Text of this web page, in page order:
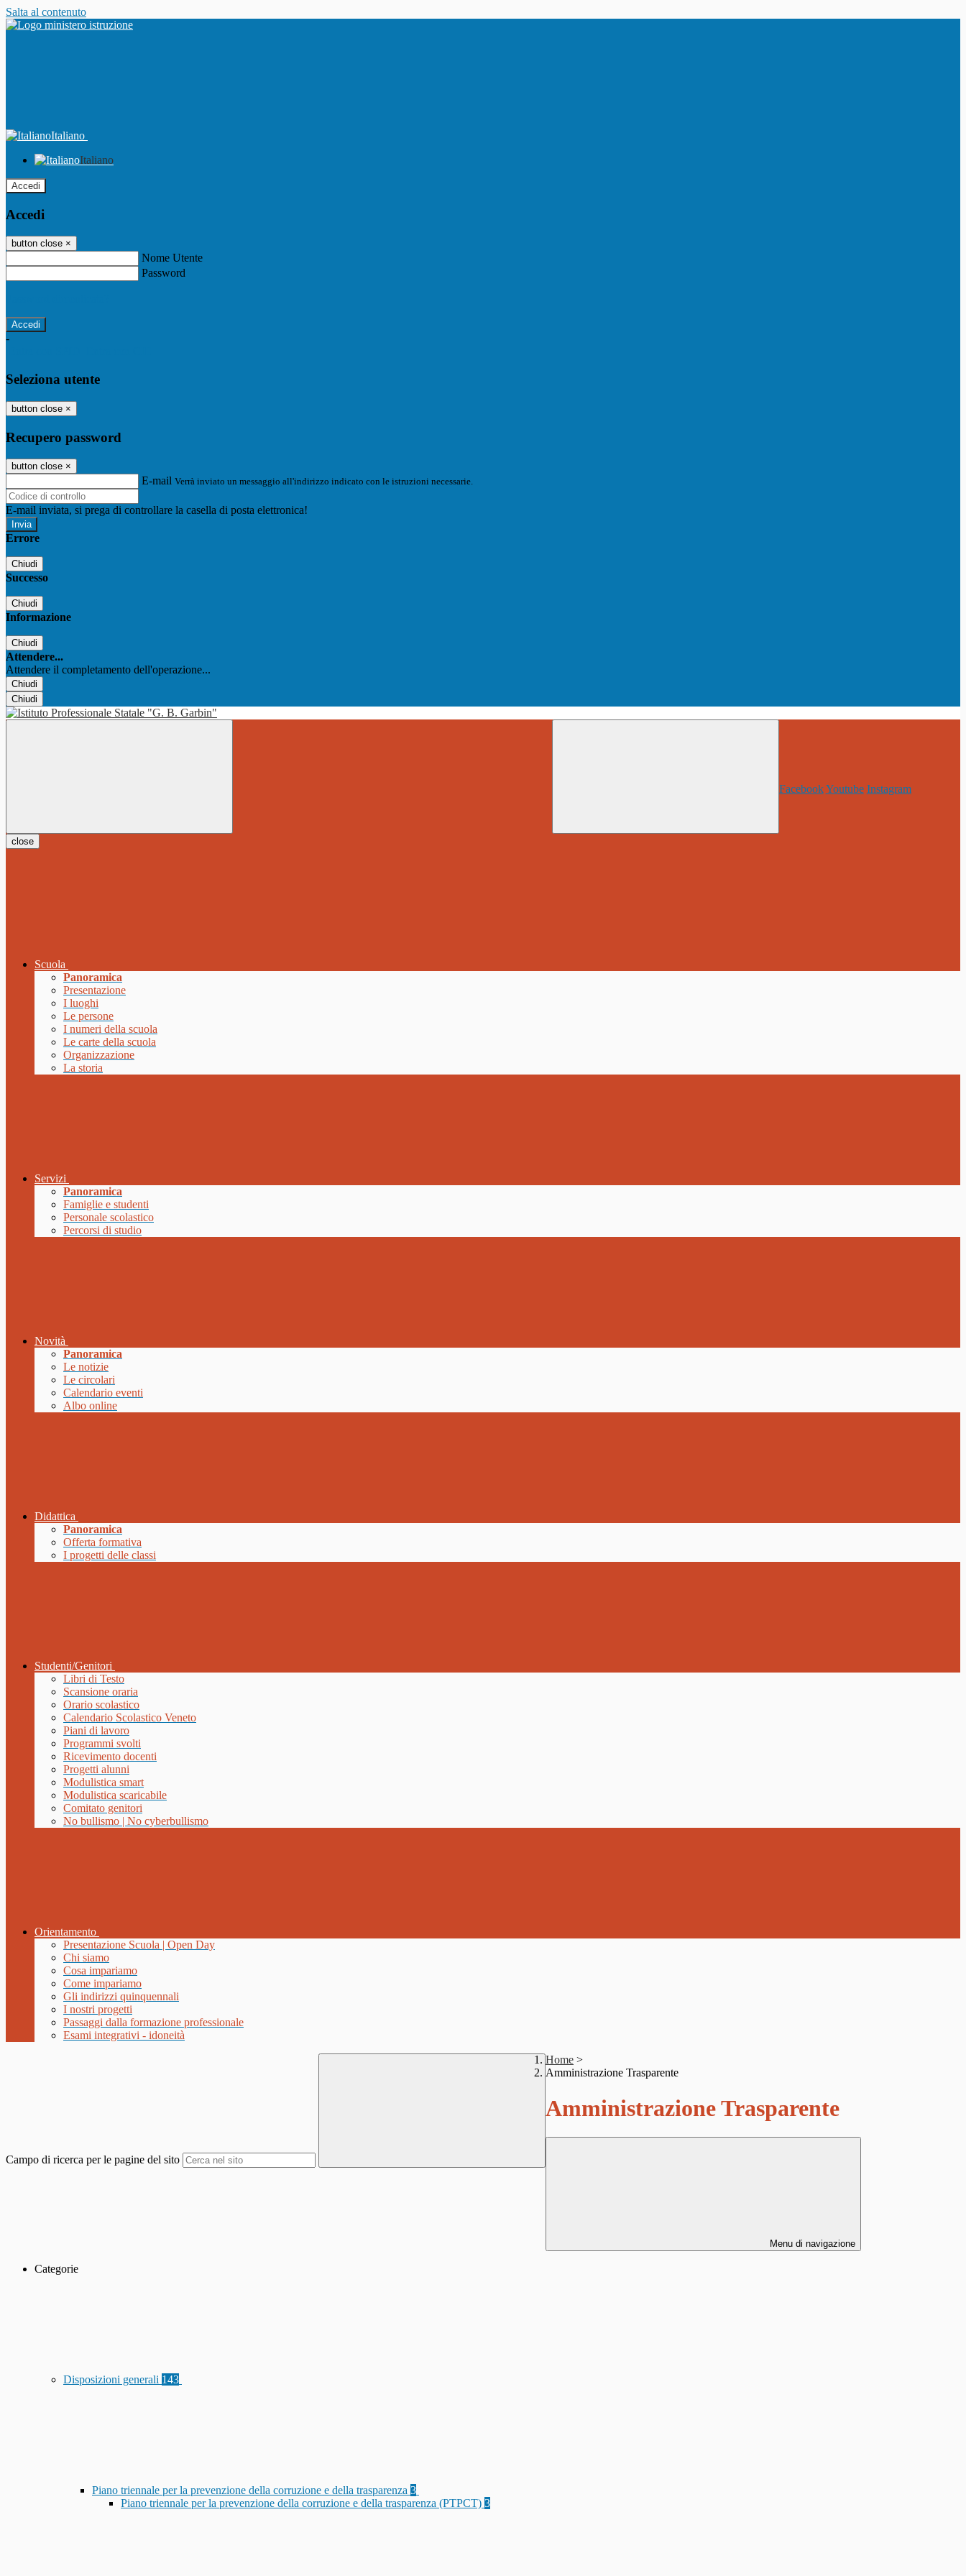
Salta al contenuto
Italiano
Italiano
Accedi
Accedi
button close ×
Nome Utente
Password
-
Seleziona utente
button close ×
Recupero password
button close ×
E-mail Verrà inviato un messaggio all'indirizzo indicato con le istruzioni necessarie.
E-mail inviata, si prega di controllare la casella di posta elettronica!
Errore
Chiudi
Successo
Chiudi
Informazione
Chiudi
Attendere...
Attendere il completamento dell'operazione...
Chiudi
Chiudi
FacebookYoutube Instagram
close
Scuola
Panoramica
Presentazione
I luoghi
Le persone
I numeri della scuola
Le carte della scuola
Organizzazione
La storia
Servizi
Panoramica
Famiglie e studenti
Personale scolastico
Percorsi di studio
Novità
Panoramica
Le notizie
Le circolari
Calendario eventi
Albo online
Didattica
Panoramica
Offerta formativa
I progetti delle classi
Studenti/Genitori
Libri di Testo
Scansione oraria
Orario scolastico
Calendario Scolastico Veneto
Piani di lavoro
Programmi svolti
Ricevimento docenti
Progetti alunni
Modulistica smart
Modulistica scaricabile
Comitato genitori
No bullismo | No cyberbullismo
Orientamento
Presentazione Scuola | Open Day
Chi siamo
Cosa impariamo
Come impariamo
Gli indirizzi quinquennali
I nostri progetti
Passaggi dalla formazione professionale
Esami integrativi - idoneità
Campo di ricerca per le pagine del sito
Home >
Amministrazione Trasparente
Amministrazione Trasparente
Menu di navigazione
Categorie
Disposizioni generali 143
Piano triennale per la prevenzione della corruzione e della trasparenza 3
Piano triennale per la prevenzione della corruzione e della trasparenza (PTPCT) 3